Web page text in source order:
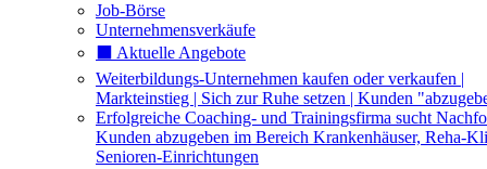
Job-Börse
Unternehmensverkäufe
⬛️ Aktuelle Angebote
Weiterbildungs-Unternehmen kaufen oder verkaufen |
Markteinstieg | Sich zur Ruhe setzen | Kunden
Erfolgreiche Coaching- und Trainingsfirma sucht
Kunden abzugeben im Bereich Krankenhäuser, Reha-
Senioren-Einrichtungen